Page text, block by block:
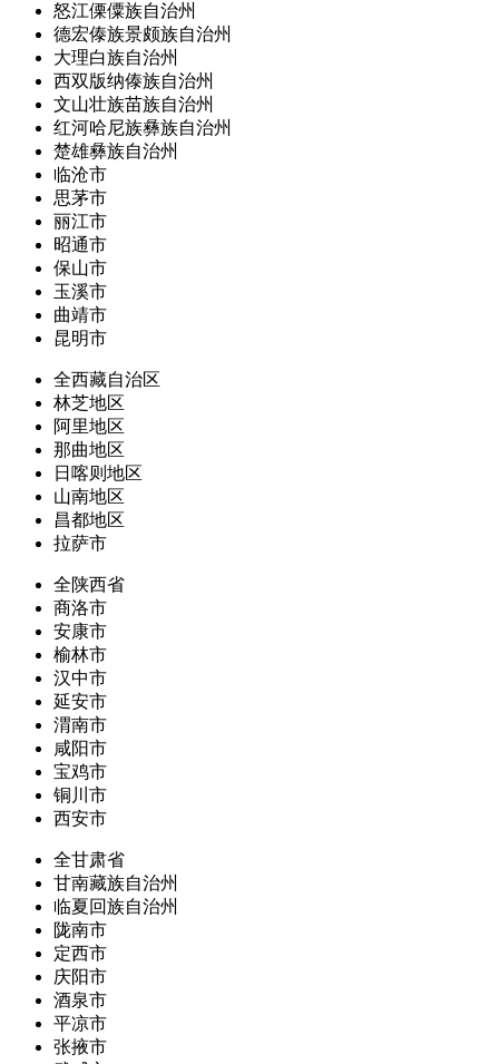
怒江傈僳族自治州
德宏傣族景颇族自治州
大理白族自治州
西双版纳傣族自治州
文山壮族苗族自治州
红河哈尼族彝族自治州
楚雄彝族自治州
临沧市
思茅市
丽江市
昭通市
保山市
玉溪市
曲靖市
昆明市
全西藏自治区
林芝地区
阿里地区
那曲地区
日喀则地区
山南地区
昌都地区
拉萨市
全陕西省
商洛市
安康市
榆林市
汉中市
延安市
渭南市
咸阳市
宝鸡市
铜川市
西安市
全甘肃省
甘南藏族自治州
临夏回族自治州
陇南市
定西市
庆阳市
酒泉市
平凉市
张掖市